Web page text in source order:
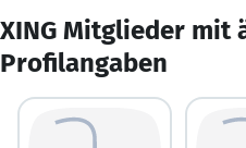
XING Mitglieder mit
Profilangaben